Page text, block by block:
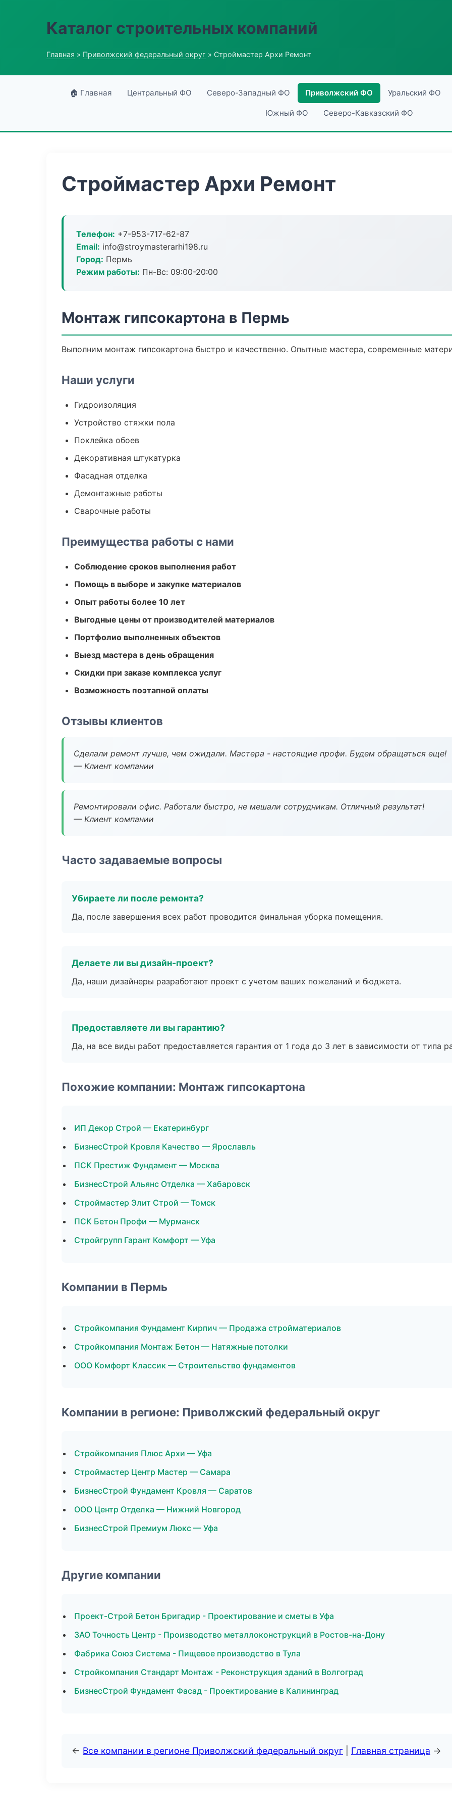
Каталог строительных компаний
Главная » Приволжский федеральный округ » Строймастер Архи Ремонт
🏠 Главная Центральный ФО Северо-Западный ФО Приволжский ФО Уральский ФО
Южный ФО Северо-Кавказский ФО
Строймастер Архи Ремонт
Телефон: +7-953-717-62-87
Email: info@stroymasterarhi198.ru
Город: Пермь
Режим работы: Пн-Вс: 09:00-20:00
Монтаж гипсокартона в Пермь
Выполним монтаж гипсокартона быстро и качественно. Опытные мастера, современные
Наши услуги
Гидроизоляция
Устройство стяжки пола
Поклейка обоев
Декоративная штукатурка
Фасадная отделка
Демонтажные работы
Сварочные работы
Преимущества работы с нами
Соблюдение сроков выполнения работ
Помощь в выборе и закупке материалов
Опыт работы более 10 лет
Выгодные цены от производителей материалов
Портфолио выполненных объектов
Выезд мастера в день обращения
Скидки при заказе комплекса услуг
Возможность поэтапной оплаты
Отзывы клиентов
Сделали ремонт лучше, чем ожидали. Мастера - настоящие профи. Будем обращаться еще!
— Клиент компании
Ремонтировали офис. Работали быстро, не мешали сотрудникам. Отличный результат!
— Клиент компании
Часто задаваемые вопросы
Убираете ли после ремонта?
Да, после завершения всех работ проводится финальная уборка помещения.
Делаете ли вы дизайн-проект?
Да, наши дизайнеры разработают проект с учетом ваших пожеланий и бюджета.
Предоставляете ли вы гарантию?
Да, на все виды работ предоставляется гарантия от 1 года до 3 лет в зависимости от типа
Похожие компании: Монтаж гипсокартона
ИП Декор Строй — Екатеринбург
БизнесСтрой Кровля Качество — Ярославль
ПСК Престиж Фундамент — Москва
БизнесСтрой Альянс Отделка — Хабаровск
Строймастер Элит Строй — Томск
ПСК Бетон Профи — Мурманск
Стройгрупп Гарант Комфорт — Уфа
Компании в Пермь
Стройкомпания Фундамент Кирпич — Продажа стройматериалов
Стройкомпания Монтаж Бетон — Натяжные потолки
ООО Комфорт Классик — Строительство фундаментов
Компании в регионе: Приволжский федеральный округ
Стройкомпания Плюс Архи — Уфа
Строймастер Центр Мастер — Самара
БизнесСтрой Фундамент Кровля — Саратов
ООО Центр Отделка — Нижний Новгород
БизнесСтрой Премиум Люкс — Уфа
Другие компании
Проект-Строй Бетон Бригадир - Проектирование и сметы в Уфа
ЗАО Точность Центр - Производство металлоконструкций в Ростов-на-Дону
Фабрика Союз Система - Пищевое производство в Тула
Стройкомпания Стандарт Монтаж - Реконструкция зданий в Волгоград
БизнесСтрой Фундамент Фасад - Проектирование в Калининград
← Все компании в регионе Приволжский федеральный округ Главная страница →